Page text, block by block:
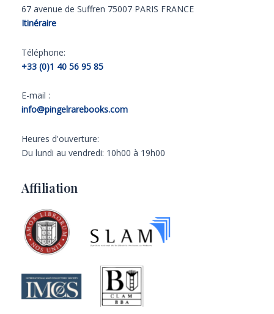
67 avenue de Suffren 75007 PARIS FRANCE
Itinéraire
Téléphone:
+33 (0)1 40 56 95 85
E-mail :
info@pingelrarebooks.com
Heures d'ouverture:
Du lundi au vendredi: 10h00 à 19h00
Affiliation